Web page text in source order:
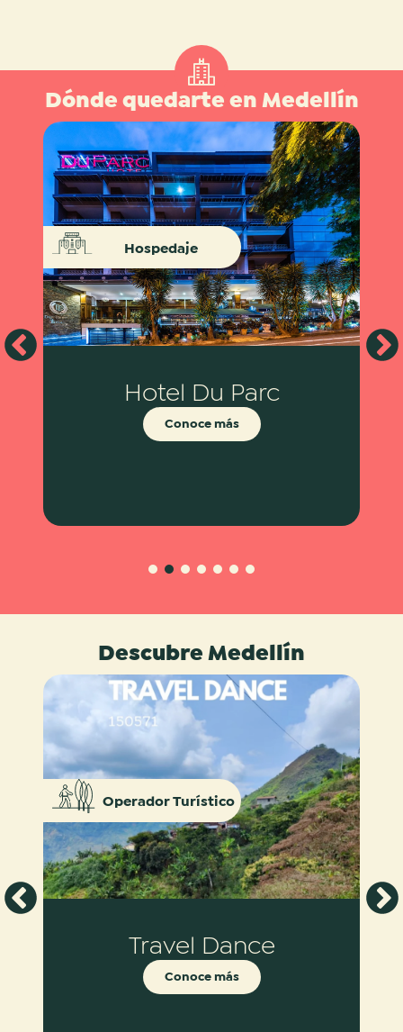
Dónde quedarte en Medellín
Hospedaje
Hotel Du Parc
Conoce más
4 5 6 7
Descubre Medellín
Operador Turístico
Travel Dance
Conoce más